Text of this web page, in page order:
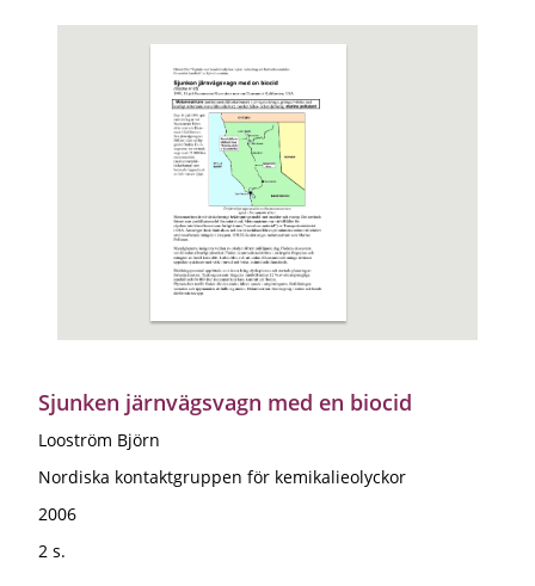
Sjunken järnvägsvagn med en biocid
Looström Björn
Nordiska kontaktgruppen för kemikalieolyckor
2006
2 s.